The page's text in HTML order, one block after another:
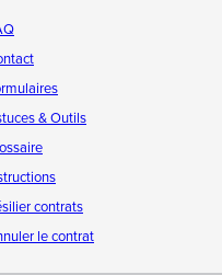
& Outils
contrats
le contrat